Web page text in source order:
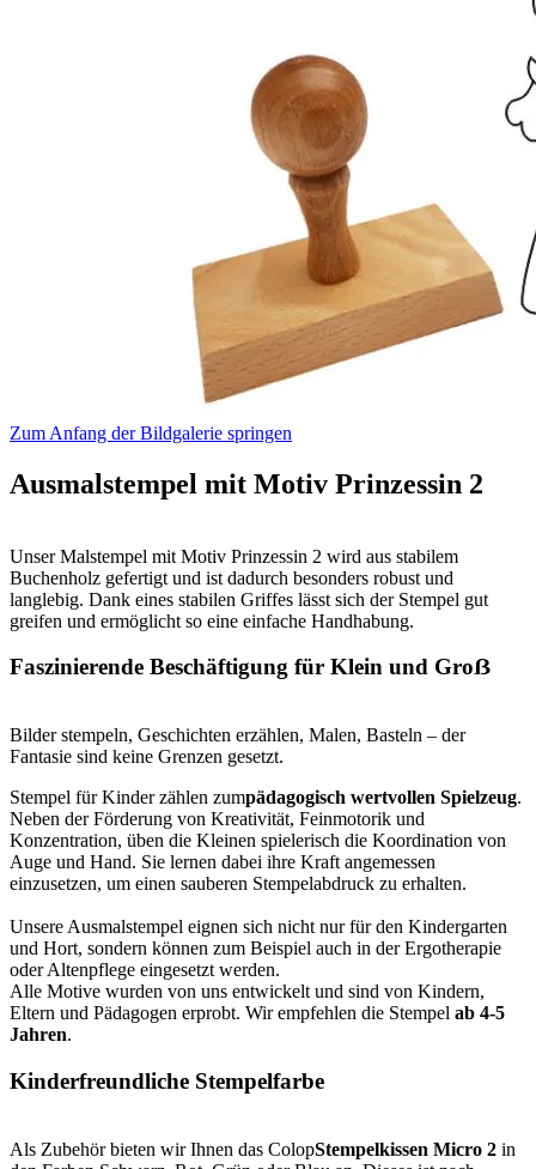
Zum Anfang der Bildgalerie springen
Ausmalstempel mit Motiv Prinzessin 2
Unser Malstempel mit Motiv Prinzessin 2 wird aus stabilem
Buchenholz gefertigt und ist dadurch besonders robust und
langlebig. Dank eines stabilen Griffes lässt sich der Stempel gut
greifen und ermöglicht so eine einfache Handhabung.
Faszinierende Beschäftigung für Klein und Groẞ
Bilder stempeln, Geschichten erzählen, Malen, Basteln – der
Fantasie sind keine Grenzen gesetzt.
Stempel für Kinder zählen zumpädagogisch wertvollen Spielzeug.
Neben der Förderung von Kreativität, Feinmotorik und
Konzentration, üben die Kleinen spielerisch die Koordination von
Auge und Hand. Sie lernen dabei ihre Kraft angemessen
einzusetzen, um einen sauberen Stempelabdruck zu erhalten.
Unsere Ausmalstempel eignen sich nicht nur für den Kindergarten
und Hort, sondern können zum Beispiel auch in der Ergotherapie
oder Altenpflege eingesetzt werden.
Alle Motive wurden von uns entwickelt und sind von Kindern,
Eltern und Pädagogen erprobt. Wir empfehlen die Stempel ab 4-5
Jahren.
Kinderfreundliche Stempelfarbe
Als Zubehör bieten wir Ihnen das ColopStempelkissen Micro 2 in